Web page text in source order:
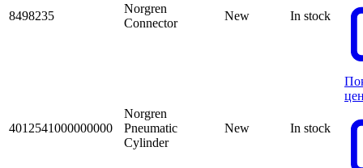
8498235
Norgren
Connector
New In stock
4012541000000000
Norgren
Pneumatic
Cylinder
New In stock